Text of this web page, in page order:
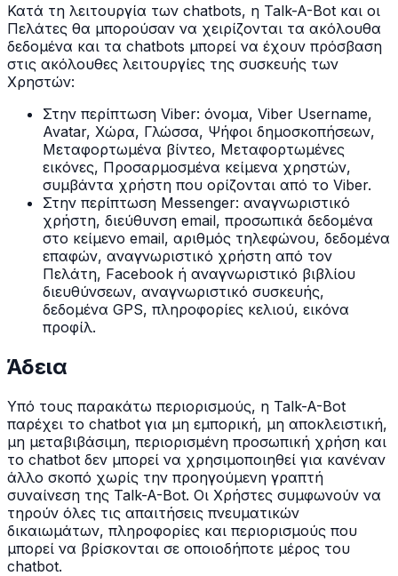
Κατά τη λειτουργία των chatbots, η Talk-A-Bot και οι
Πελάτες θα μπορούσαν να χειρίζονται τα ακόλουθα
δεδομένα και τα chatbots μπορεί να έχουν πρόσβαση
στις ακόλουθες λειτουργίες της συσκευής των
Χρηστών:
Στην περίπτωση Viber: όνομα, Viber Username,
Avatar, Χώρα, Γλώσσα, Ψήφοι δημοσκοπήσεων,
Μεταφορτωμένα βίντεο, Μεταφορτωμένες
εικόνες, Προσαρμοσμένα κείμενα χρηστών,
συμβάντα χρήστη που ορίζονται από το Viber.
Στην περίπτωση Messenger: αναγνωριστικό
χρήστη, διεύθυνση email, προσωπικά δεδομένα
στο κείμενο email, αριθμός τηλεφώνου, δεδομένα
επαφών, αναγνωριστικό χρήστη από τον
Πελάτη, Facebook ή αναγνωριστικό βιβλίου
διευθύνσεων, αναγνωριστικό συσκευής,
δεδομένα GPS, πληροφορίες κελιού, εικόνα
προφίλ.
Άδεια
Υπό τους παρακάτω περιορισμούς, η Talk-A-Bot
παρέχει το chatbot για μη εμπορική, μη αποκλειστική,
μη μεταβιβάσιμη, περιορισμένη προσωπική χρήση και
το chatbot δεν μπορεί να χρησιμοποιηθεί για κανέναν
άλλο σκοπό χωρίς την προηγούμενη γραπτή
συναίνεση της Talk-A-Bot. Οι Χρήστες συμφωνούν να
τηρούν όλες τις απαιτήσεις πνευματικών
δικαιωμάτων, πληροφορίες και περιορισμούς που
μπορεί να βρίσκονται σε οποιοδήποτε μέρος του
chatbot.